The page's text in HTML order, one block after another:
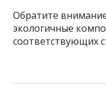
Обратите
экологичные
соответствующих